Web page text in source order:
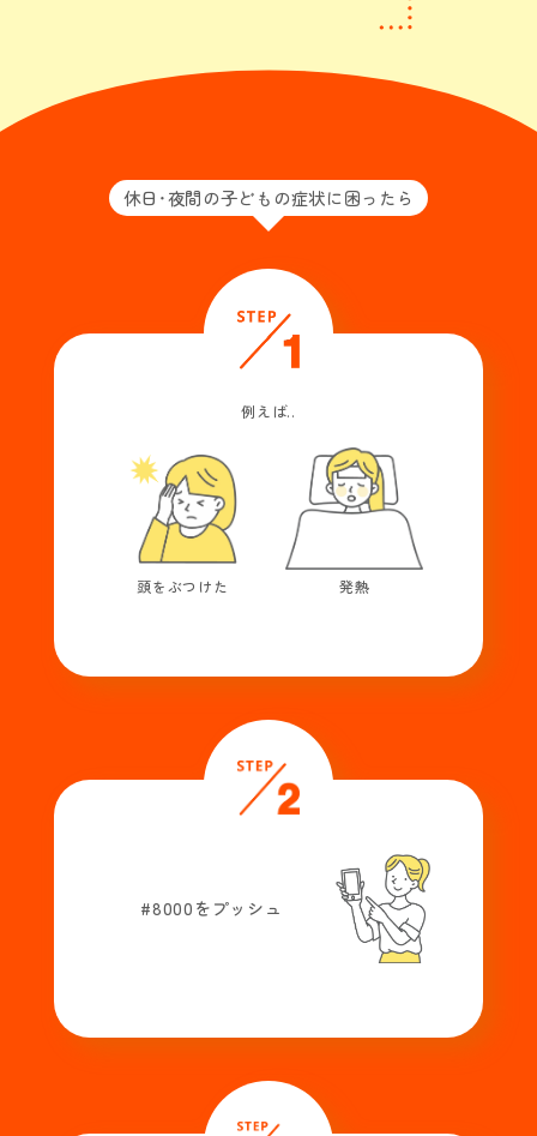
休日・夜間の子どもの症状に困ったら
例えば..
頭をぶつけた 発熱
#8000をプッシュ